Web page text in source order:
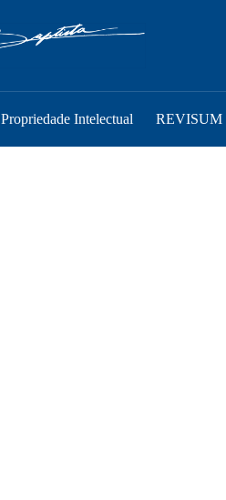
Propriedade Intelectual REVISUM